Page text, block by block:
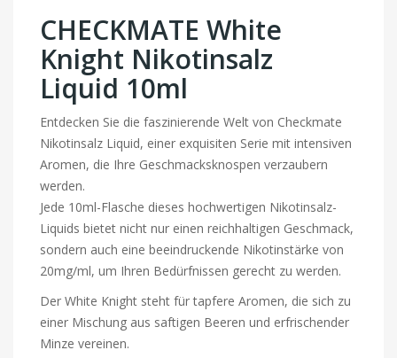
CHECKMATE White
Knight Nikotinsalz
Liquid 10ml
Entdecken Sie die faszinierende Welt von Checkmate
Nikotinsalz Liquid, einer exquisiten Serie mit intensiven
Aromen, die Ihre Geschmacksknospen verzaubern
werden.
Jede 10ml-Flasche dieses hochwertigen Nikotinsalz-
Liquids bietet nicht nur einen reichhaltigen Geschmack,
sondern auch eine beeindruckende Nikotinstärke von
20mg/ml, um Ihren Bedürfnissen gerecht zu werden.
Der White Knight steht für tapfere Aromen, die sich zu
einer Mischung aus saftigen Beeren und erfrischender
Minze vereinen.